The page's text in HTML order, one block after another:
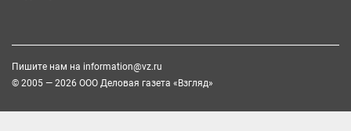
Пишите нам на information@vz.ru
© 2005 — 2026 ООО Деловая газета «Взгляд»